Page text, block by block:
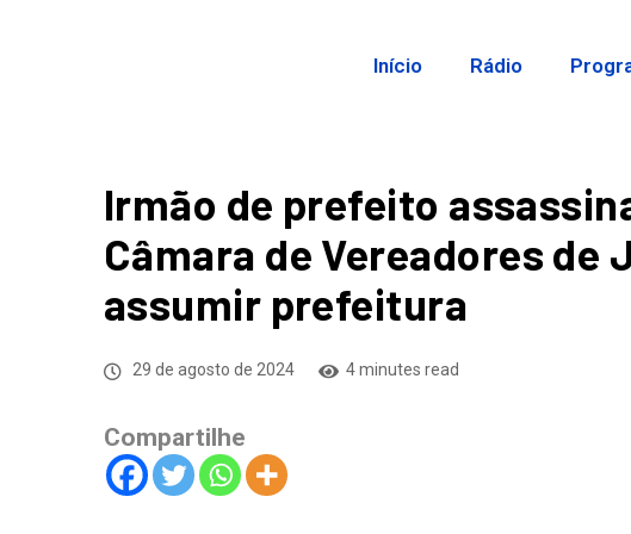
Início Rádio
Irmão de prefeito
Câmara de Vereadores de
assumir prefeitura
29 de agosto de 2024 4 minutes read
Compartilhe